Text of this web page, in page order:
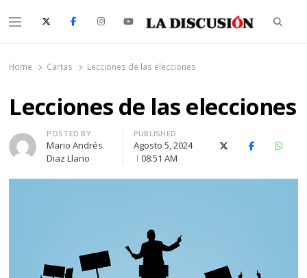
Menu
Home Cartas Lecciones de las elecciones
Lecciones de las elecciones
Author
POSTED BY
Mario Andrés
Diaz Llano
PUBLISHED
Agosto 5, 2024
08:51 AM
X (Twitter)Facebook